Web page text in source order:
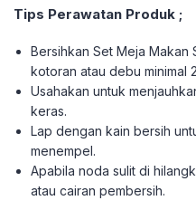
Tips Perawatan Produk ;
Bersihkan Set Meja Makan
kotoran atau debu minimal
Usahakan untuk
keras.
Lap dengan kain bersih
menempel.
Apabila noda sulit di
atau cairan pembersih.